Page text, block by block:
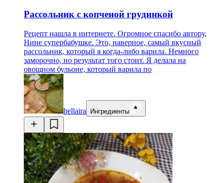
Рассольник с копченой грудинкой
Рецепт нашла в интернете. Огромное спасибо автору,
Нине супербабушке. Это, наверное, самый вкусный
рассольник, который я когда-либо варила. Немного
заморочно, но результат того стоит. Я делала на
овощном бульоне, который варила по
bellaira Ингредиенты